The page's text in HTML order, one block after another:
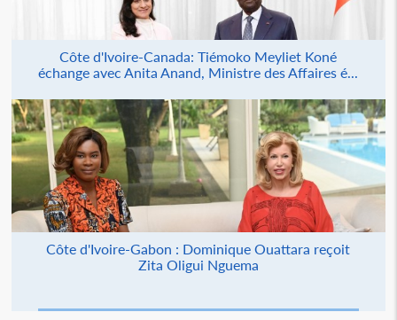
Côte d'Ivoire-Canada: Tiémoko Meyliet Koné
échange avec Anita Anand, Ministre des Affaires é...
Côte d'Ivoire-Gabon : Dominique Ouattara reçoit
Zita Oligui Nguema